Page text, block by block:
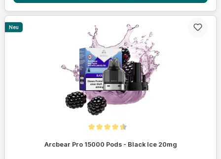
Neu
Arcbear Pro 15000 Pods - Black Ice 20mg